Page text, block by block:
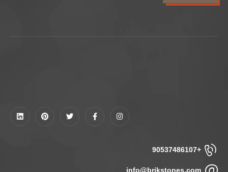
+90537486107
info@brikstones.com